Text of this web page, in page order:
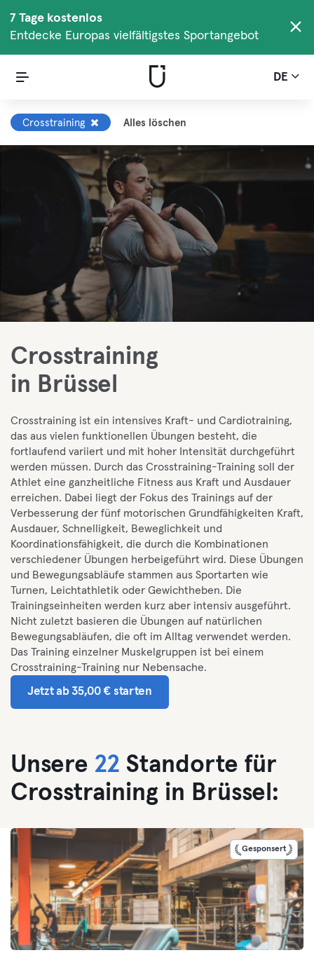
7 Tage kostenlos
Entdecke Europas vielfältigstes Sportangebot
DE
Crosstraining Alles löschen
Crosstraining
in Brüssel
Crosstraining ist ein intensives Kraft- und Cardiotraining,
das aus vielen funktionellen Übungen besteht, die
fortlaufend variiert und mit hoher Intensität durchgeführt
werden müssen. Durch das Crosstraining-Training soll der
Athlet eine ganzheitliche Fitness aus Kraft und Ausdauer
erreichen. Dabei liegt der Fokus des Trainings auf der
Verbesserung der fünf motorischen Grundfähigkeiten Kraft,
Ausdauer, Schnelligkeit, Beweglichkeit und
Koordinationsfähigkeit, die durch die Kombinationen
verschiedener Übungen herbeigeführt wird. Diese Übungen
und Bewegungsabläufe stammen aus Sportarten wie
Turnen, Leichtathletik oder Gewichtheben. Die
Trainingseinheiten werden kurz aber intensiv ausgeführt.
Nicht zuletzt basieren die Übungen auf natürlichen
Bewegungsabläufen, die oft im Alltag verwendet werden.
Das Training einzelner Muskelgruppen ist bei einem
Crosstraining-Training nur Nebensache.
Jetzt ab 35,00 € starten
Unsere 22 Standorte für
Crosstraining in Brüssel:
Gesponsert